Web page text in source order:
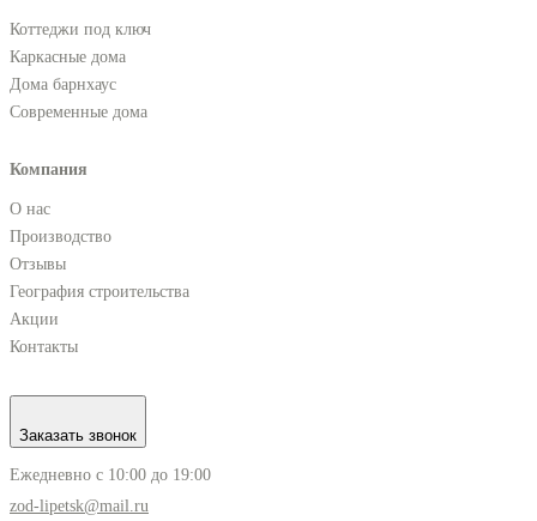
Коттеджи под ключ
Каркасные дома
Дома барнхаус
Современные дома
Компания
О нас
Производство
Отзывы
География строительства
Акции
Контакты
Заказать звонок
Ежедневно с 10:00 до 19:00
zod-lipetsk@mail.ru